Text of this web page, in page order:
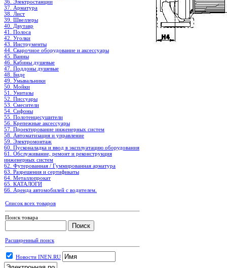
36. Электростанции
37. Арматура
38. Лист
39. Швеллеры
40. Двутавр
41. Полоса
42. Уголки
43. Инструменты
44. Сварочное оборудование и аксессуары
45. Ванны
46. Кабины душевые
47. Поддоны душевые
48. Биде
49. Умывальники
50. Мойки
51. Унитазы
52. Писсуары
53. Смесители
54. Сифоны
55. Полотенцесушители
56. Крепежные аксессуары
57. Проектирование инженерных систем
58. Автоматизация и управление
59. Электромонтаж
60. Пусконаладка и ввод в эксплуатацию оборудования
61. Обслуживание, ремонт и реконструкция
инженерных систем
62. Футерованная / Гуммированная арматура
63. Разрешения и сертификаты
64. Металлопрокат
65. КАТАЛОГИ
66. Аренда автомобилей с водителем.
Список всех товаров
Поиск товара
Расширенный поиск
Новости INEN.RU